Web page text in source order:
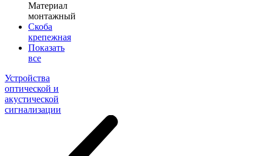
Материал
монтажный
Скоба
крепежная
Показать
все
Устройства
оптической и
акустической
сигнализации